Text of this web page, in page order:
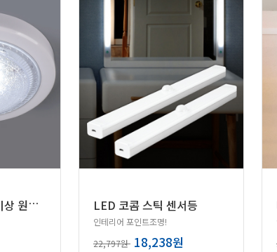
L
ED 이엘 라이팅 비상 원형 센서등 15W LED 코콤 스틱 센서등
인테리어 포인트조명!
22,797원 18,238원